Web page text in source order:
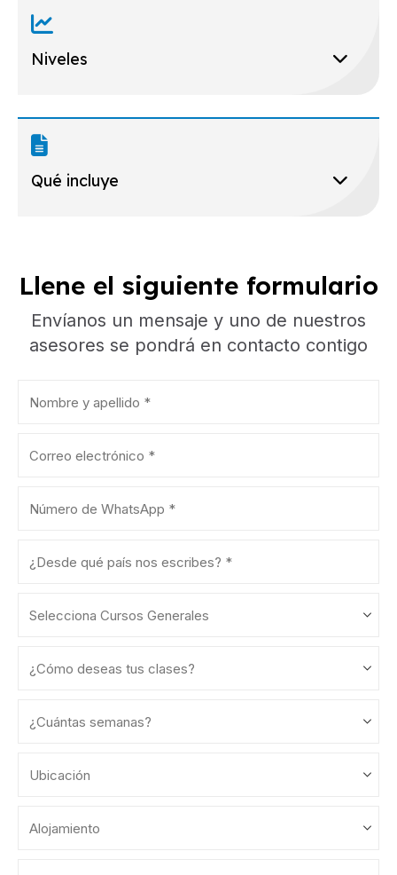
Niveles
Qué incluye
Llene el siguiente formulario
Envíanos un mensaje y uno de nuestros
asesores se pondrá en contacto contigo